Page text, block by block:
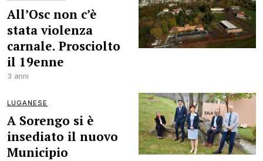
All’Osc non c’è
stata violenza
carnale. Prosciolto
il 19enne
3 anni
LUGANESE
A Sorengo si è
insediato il nuovo
Municipio